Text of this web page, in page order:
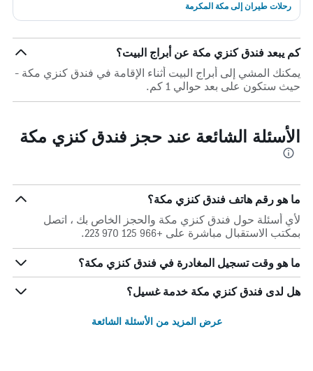
رحلات طيران إلى مكة المكرمة
كم يبعد فندق كنزي مكة عن أبراج البيت؟
يمكنك المشي إلى أبراج البيت أثناء الإقامة في فندق كنزي مكة -
حيث ستكون على بعد حوالي 1 كم.
الأسئلة الشائعة عند حجز فندق كنزي مكة
ما هو رقم هاتف فندق كنزي مكة؟
لأي أسئلة حول فندق كنزي مكة والحجز الخاص بك ، اتصل
بمكتب الاستقبال مباشرة على +966 125 970 223.
ما هو وقت تسجيل المغادرة في فندق كنزي مكة؟
هل لدى فندق كنزي مكة خدمة غسيل؟
عرض المزيد من الأسئلة الشائعة